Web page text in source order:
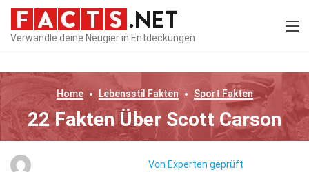
Verwandle deine Neugier in Entdeckungen
Home Lebensstil Fakten Sport Fakten
22 Fakten Über Scott Carson
Von Experten geprüft